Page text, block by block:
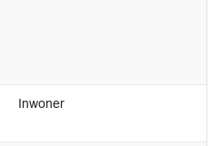
Inwoner